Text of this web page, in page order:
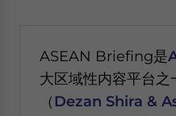
ASEAN Briefing是
大区域性内容平台
（Dezan Shira &